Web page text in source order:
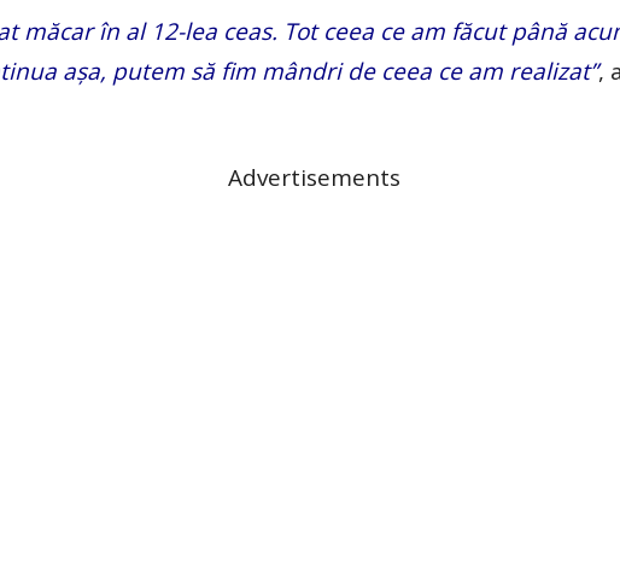
măcar în al 12-lea ceas. Tot ceea ce am făcut până
așa, putem să fim mândri de ceea ce am realizat”,
Advertisements